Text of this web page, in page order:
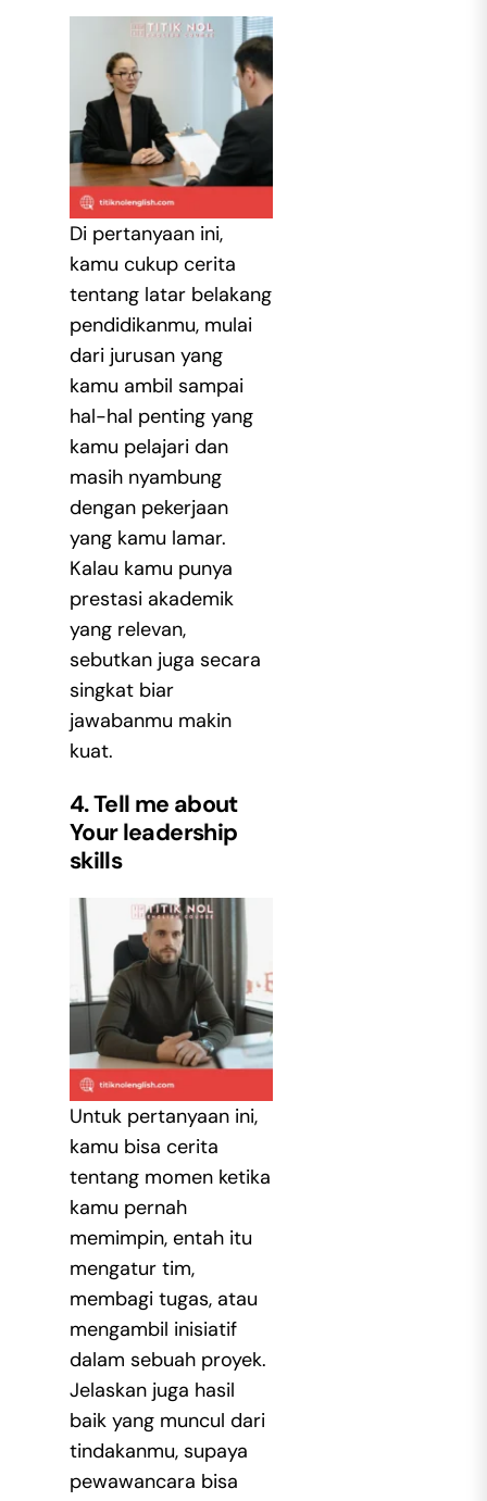
Di pertanyaan ini,
kamu cukup cerita
tentang latar belakang
pendidikanmu, mulai
dari jurusan yang
kamu ambil sampai
hal-hal penting yang
kamu pelajari dan
masih nyambung
dengan pekerjaan
yang kamu lamar.
Kalau kamu punya
prestasi akademik
yang relevan,
sebutkan juga secara
singkat biar
jawabanmu makin
kuat.
4. Tell me about
Your leadership
skills
Untuk pertanyaan ini,
kamu bisa cerita
tentang momen ketika
kamu pernah
memimpin, entah itu
mengatur tim,
membagi tugas, atau
mengambil inisiatif
dalam sebuah proyek.
Jelaskan juga hasil
baik yang muncul dari
tindakanmu, supaya
pewawancara bisa